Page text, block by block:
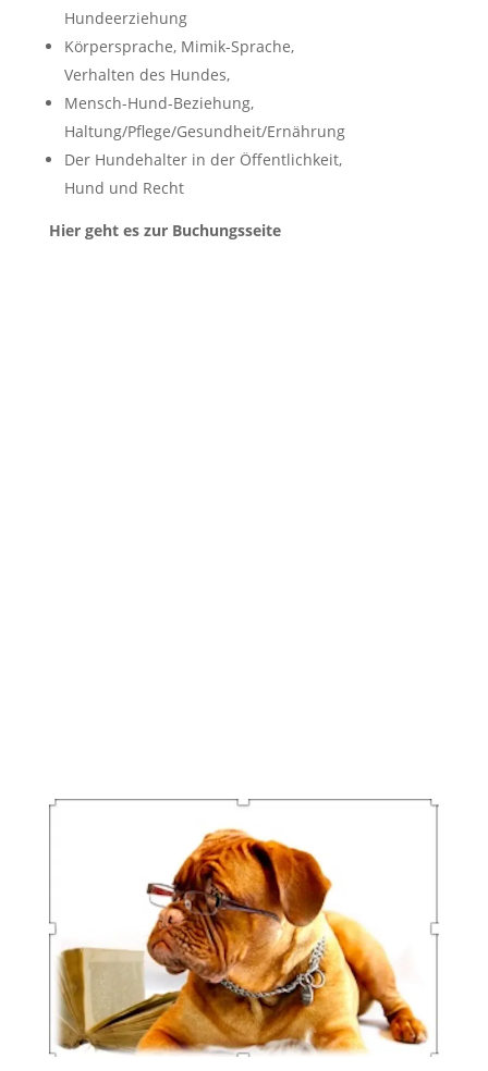
Hundeerziehung
Körpersprache, Mimik-Sprache,
Verhalten des Hundes,
Mensch-Hund-Beziehung,
Haltung/Pflege/Gesundheit/Ernährung
Der Hundehalter in der Öffentlichkeit,
Hund und Recht
Hier geht es zur Buchungsseite